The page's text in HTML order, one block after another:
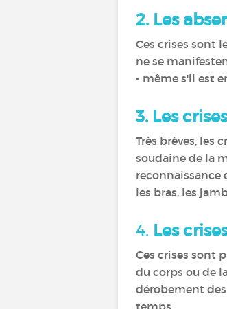
2. Les
Ces crises sont
ne se
- même s'il est
3. Les
Très brèves, les
soudaine de la
reconnaissance
les bras, les
4. Les
Ces crises sont
du corps ou de
dérobement
temps.